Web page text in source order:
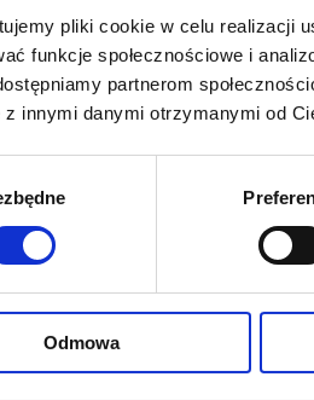
pliki cookie w celu realizacji
funkcje społecznościowe i
partnerom
z innymi danymi otrzymanymi od
Odmowa